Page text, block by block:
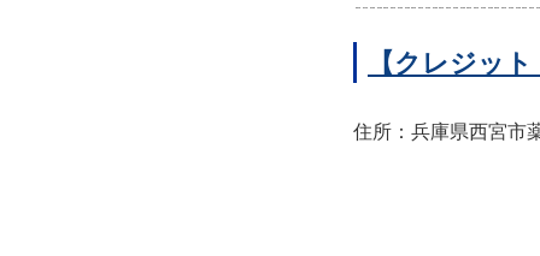
【クレジッ
住所：兵庫県西宮市